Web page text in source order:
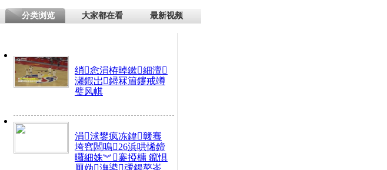
分类浏览 大家都在看 最新视频
绡悆涓栫晫鏉細澶
瀬鍜岀鐞冧篃鑳戒竴
璧风帺
涓浗鐢疯冻鍏竷骞
垮窞闆嗚26浜哄悕鍗
曪細姝︾褰掗槦 鑹惧
厠妫潕鍙叆鍚嶅崟